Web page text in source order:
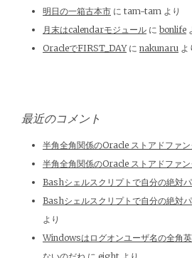
明日の一箱古本市 に tam-tam より
月末はcalendarモジュール に bonlife
OracleでFIRST_DAYに nakunaru よ
最近のコメント
半角全角関係のOracle ストアドファ
半角全角関係のOracle ストアドファ
Bashシェルスクリプトで自分の絶対
Bashシェルスクリプトで自分の絶対
より
Windowsはログオンユーザ名の全角